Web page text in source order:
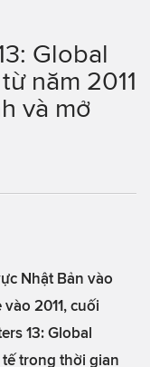
Global
năm 2011
và mở
Nhật Bản vào
2011, cuối
13: Global
trong thời gian